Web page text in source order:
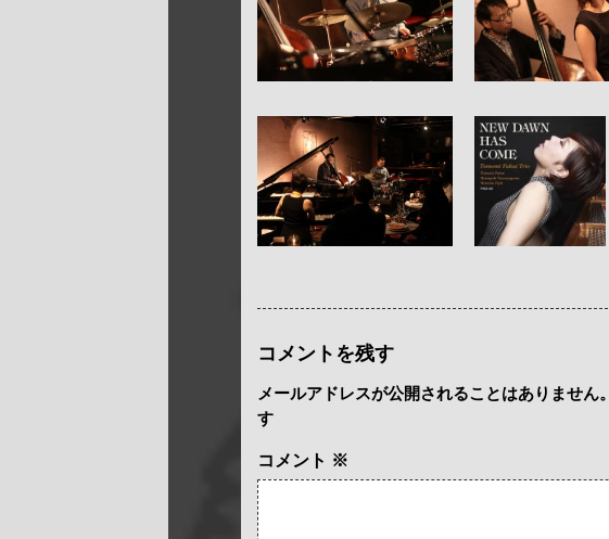
コメントを残す
メールアドレスが公開されることはありません。
す
コメント ※